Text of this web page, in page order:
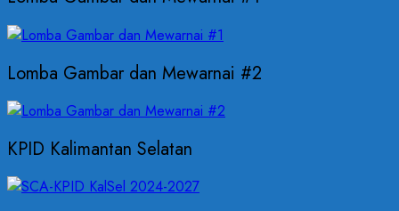
Lomba Gambar dan Mewarnai #2
KPID Kalimantan Selatan